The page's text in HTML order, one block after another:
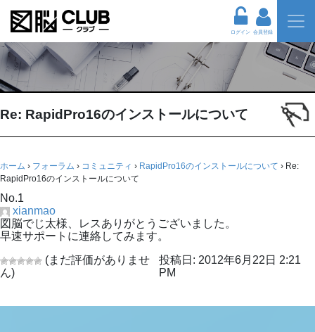
ログイン 会員登録
Re: RapidPro16のインストールについて
ホーム › フォーラム › コミュニティ › RapidPro16のインストールについて › Re:
RapidPro16のインストールについて
No.1
xianmao
図脳でじ太様、レスありがとうございました。
早速サポートに連絡してみます。
(まだ評価がありませ
ん)
投稿日: 2012年6月22日 2:21
PM